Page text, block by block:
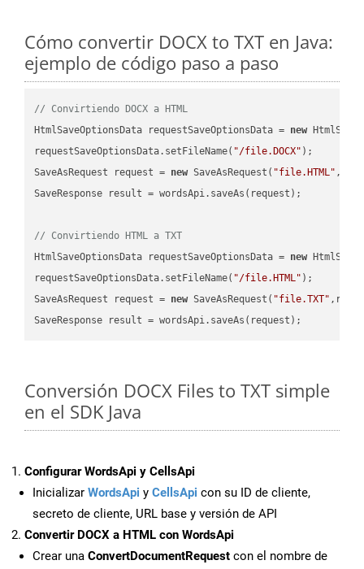
Cómo convertir DOCX to TXT en Java:
ejemplo de código paso a paso
// Convirtiendo DOCX a HTML
HtmlSaveOptionsData requestSaveOptionsData = new
requestSaveOptionsData.setFileName( "/file.DOCX" );
SaveAsRequest request = new SaveAsRequest( "file.HTML"
SaveResponse result = wordsApi.saveAs(request);
// Convirtiendo HTML a TXT
HtmlSaveOptionsData requestSaveOptionsData = new
requestSaveOptionsData.setFileName( "/file.HTML" );
SaveAsRequest request = new SaveAsRequest( "file.TXT"
Conversión DOCX Files to TXT simple
en el SDK Java
Configurar WordsApi y CellsApi
Inicializar WordsApi y CellsApi con su ID de cliente,
secreto de cliente, URL base y versión de API
Convertir DOCX a HTML con WordsApi
Crear una ConvertDocumentRequest con el nombre de